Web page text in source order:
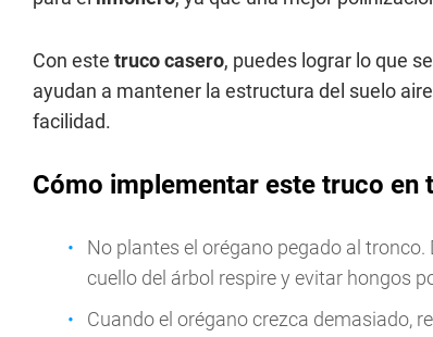
Con este truco casero, puedes lograr lo que
ayudan a mantener la estructura del suelo
facilidad.
Cómo implementar este truco en
No plantes el orégano pegado al
cuello del árbol respire y evitar hongos
Cuando el orégano crezca demasiado,